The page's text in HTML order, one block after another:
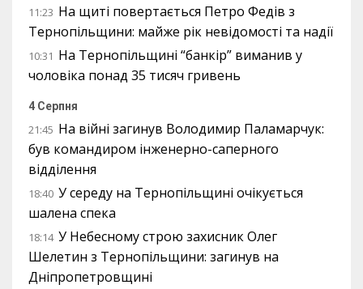
11:23 На щиті повертається Петро Федів з
Тернопільщини: майже рік невідомості та надії
10:31 На Тернопільщині “банкір” виманив у
чоловіка понад 35 тисяч гривень
4 Серпня
21:45 На війні загинув Володимир Паламарчук:
був командиром інженерно-саперного
відділення
18:40 У середу на Тернопільщині очікується
шалена спека
18:14 У Небесному строю захисник Олег
Шелетин з Тернопільщини: загинув на
Дніпропетровщині